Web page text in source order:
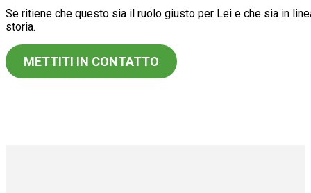
Se ritiene che questo sia il ruolo giusto per Lei e che sia in
storia.
METTITI IN CONTATTO